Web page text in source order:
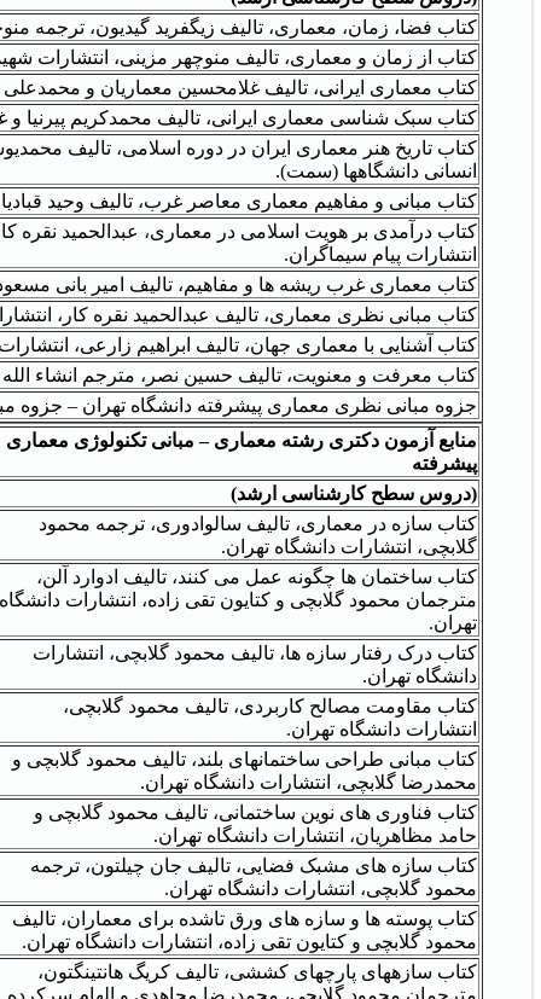
کتاب فضا، زمان، معماری، تالیف زیگفرید گیدیون، ترجمه
کتاب از زمان و معماری، تالیف منوچهر مزینی، انتشارات
کتاب معماری ایرانی، تالیف غلامحسین معماریان و
کتاب سبک شناسی معماری ایرانی، تالیف محمدکریم پیرنیا و
کتاب تاریخ هنر معماری ایران در دوره اسلامی، تالیف
انسانی دانشگاهها (سمت).
کتاب مبانی و مفاهیم معماری معاصر غرب، تالیف وحید
کتاب درآمدی بر هویت اسلامی در معماری، عبدالحمید نقره
انتشارات پیام سیماگران.
کتاب معماری غرب ریشه ها و مفاهیم، تالیف امیر بانی
کتاب مبانی نظری معماری، تالیف عبدالحمید نقره کار،
کتاب آشنایی با معماری جهان، تالیف ابراهیم زارعی،
کتاب معرفت و معنویت، تالیف حسین نصر، مترجم انشاء
جزوه مبانی نظری معماری پیشرفته دانشگاه تهران – جزوه
منابع آزمون دکتری رشته معماری – مبانی تکنولوژی معماری
پیشرفته
(دروس سطح کارشناسی ارشد)
کتاب سازه در معماری، تالیف سالوادوری، ترجمه محمود
گلابچی، انتشارات دانشگاه تهران.
کتاب ساختمان ها چگونه عمل می کنند، تالیف ادوارد آلن،
مترجمان محمود گلابچی و کتایون تقی زاده، انتشارات دانشگاه
تهران.
کتاب درک رفتار سازه ها، تالیف محمود گلابچی، انتشارات
دانشگاه تهران.
کتاب مقاومت مصالح کاربردی، تالیف محمود گلابچی،
انتشارات دانشگاه تهران.
کتاب مبانی طراحی ساختمانهای بلند، تالیف محمود گلابچی و
محمدرضا گلابچی، انتشارات دانشگاه تهران.
کتاب فناوری های نوین ساختمانی، تالیف محمود گلابچی و
حامد مظاهریان، انتشارات دانشگاه تهران.
کتاب سازه های مشبک فضایی، تالیف جان چیلتون، ترجمه
محمود گلابچی، انتشارات دانشگاه تهران.
کتاب پوسته ها و سازه های ورق تاشده برای معماران، تالیف
محمود گلابچی و کتایون تقی زاده، انتشارات دانشگاه تهران.
کتاب سازههای پارچهای کششی، تالیف کریگ هانتینگتون،
مترجمان محمود گلابچی، محمدرضا مجاهدی و الهام سرکرده